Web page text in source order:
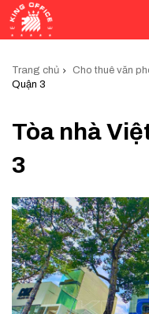
Trang chủ Cho thuê văn
Quận 3
Tòa nhà
3